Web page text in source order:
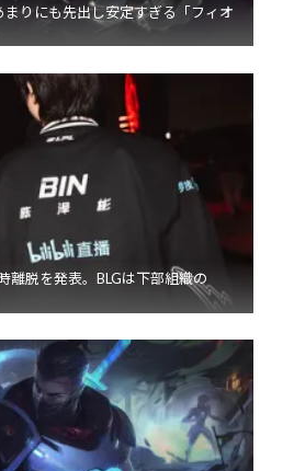
りにも先出し安定すぎる「フィオ
離脱を発表。BLGは下部組織の